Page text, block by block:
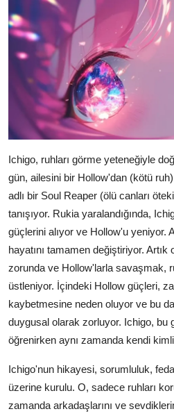
Ichigo, ruhları görme yeteneğiyle
gün, ailesini bir Hollow'dan (kötü
adlı bir Soul Reaper (ölü canları
tanışıyor. Rukia yaralandığında,
güçlerini alıyor ve Hollow'u yeniyor.
hayatını tamamen değiştiriyor.
zorunda ve Hollow'larla savaşmak,
üstleniyor. İçindeki Hollow güçleri,
kaybetmesine neden oluyor ve bu
duygusal olarak zorluyor. Ichigo, bu
öğrenirken aynı zamanda kendi
Ichigo'nun hikayesi, sorumluluk,
üzerine kurulu. O, sadece ruhları
zamanda arkadaşlarını ve